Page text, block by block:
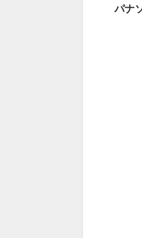
パナ